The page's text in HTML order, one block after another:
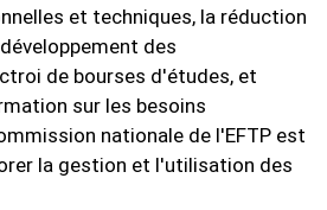
et techniques, la réduction
des
de bourses d'études, et
sur les besoins
nationale de l'EFTP est
la gestion et l'utilisation des